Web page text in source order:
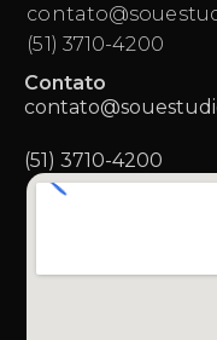
(51) 3710-4200
Contato
(51) 3710-4200